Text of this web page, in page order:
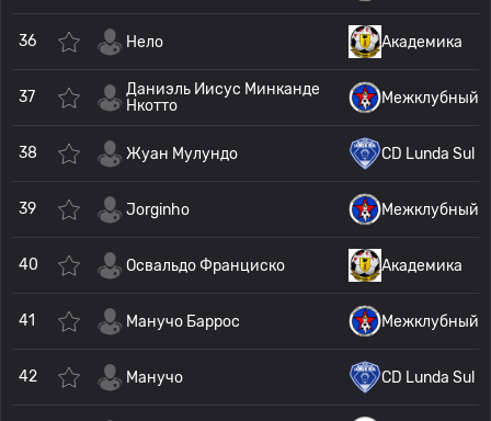
36 Нело Академика
37
Даниэль Иисус Минканде
Нкотто
Межклубный
38 Жуан Мулундо CD Lunda Sul
39 Jorginho Межклубный
40 Освальдо Франциско Академика
41 Манучо Баррос Межклубный
42 Манучо CD Lunda Sul